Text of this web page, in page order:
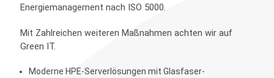
Energiemanagement nach ISO 5000.
Mit Zahlreichen weiteren Maßnahmen achten wir auf
Green IT.
Moderne HPE-Serverlösungen mit Glasfaser-